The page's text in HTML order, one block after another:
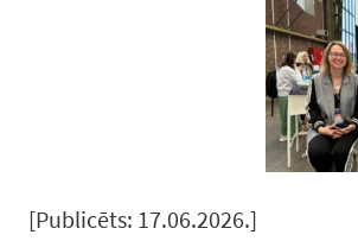
[Publicēts: 17.06.2026.]